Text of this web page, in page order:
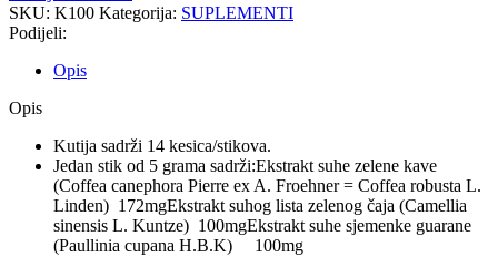
masti
14
stikova
količina
SKU: K100 Kategorija: SUPLEMENTI
Podijeli:
Opis
Opis
Kutija sadrži 14 kesica/stikova.
Jedan stik od 5 grama sadrži:Ekstrakt suhe zelene kave
(Coffea canephora Pierre ex A. Froehner = Coffea robusta L.
Linden) 172mgEkstrakt suhog lista zelenog čaja (Camellia
sinensis L. Kuntze) 100mgEkstrakt suhe sjemenke guarane
(Paullinia cupana H.B.K) 100mg